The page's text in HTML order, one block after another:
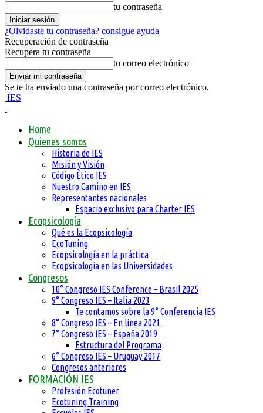
tu contraseña
¿Olvidaste tu contraseña? consigue ayuda
Recuperación de contraseña
Recupera tu contraseña
tu correo electrónico
Se te ha enviado una contraseña por correo electrónico.
IES
Home
Quienes somos
Historia de IES
Misión y Visión
Código Ético IES
Nuestro Camino en IES
Representantes nacionales
Espacio exclusivo para Charter IES
Ecopsicología
Qué es la Ecopsicología
EcoTuning
Ecopsicología en la práctica
Ecopsicología en las Universidades
Congresos
10° Congreso IES Conference – Brasil 2025
9° Congreso IES – Italia 2023
Te contamos sobre la 9° Conferencia IES
8° Congreso IES – En línea 2021
7° Congreso IES – España 2019
Estructura del Programa
6° Congreso IES – Uruguay 2017
Congresos anteriores
FORMACIÓN IES
Profesión Ecotuner
Ecotuning Training